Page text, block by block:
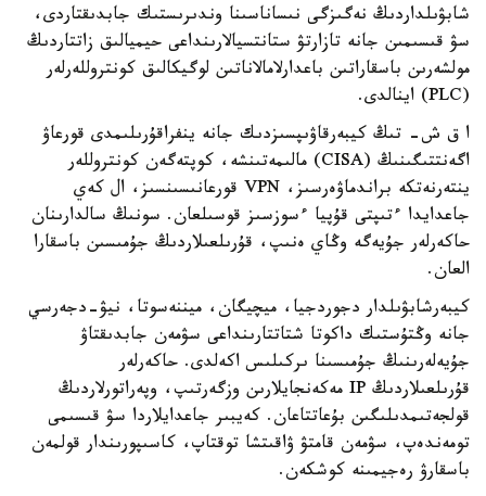
شابۋىلداردىڭ نەگىزگى نىساناسىنا وندىرىستىك جابدىقتاردى،
سۋ قىسىمىن جانە تازارتۋ ستانتسيالارىنداعى حيميالىق زاتتاردىڭ
مولشەرىن باسقاراتىن باعدارلامالاناتىن لوگيكالىق كونتروللەرلەر
(PLC) اينالدى.
ا ق ش- تىڭ كيبەرقاۋىپسىزدىك جانە ينفراقۇرىلىمدى قورعاۋ
اگەنتتىگىنىڭ (CISA) مالىمەتىنشە، كوپتەگەن كونتروللەر
ينتەرنەتكە براندماۋەرسىز، VPN قورعانىسىنسىز، ال كەي
جاعدايدا ءتىپتى قۇپيا ءسوزسىز قوسىلعان. سونىڭ سالدارىنان
حاكەرلەر جۇيەگە وڭاي ەنىپ، قۇرىلعىلاردىڭ جۇمىسىن باسقارا
العان.
كيبەرشابۋىلدار دجوردجيا، ميچيگان، ميننەسوتا، نيۋ-دجەرسي
جانە وڭتۇستىك داكوتا شتاتتارىنداعى سۋمەن جابدىقتاۋ
جۇيەلەرىنىڭ جۇمىسىنا ىركىلىس اكەلدى. حاكەرلەر
قۇرىلعىلاردىڭ IP مەكەنجايلارىن وزگەرتىپ، وپەراتورلاردىڭ
قولجەتىمدىلىگىن بۇعاتتاعان. كەيبىر جاعدايلاردا سۋ قىسىمى
تومەندەپ، سۋمەن قامتۋ ۋاقىتشا توقتاپ، كاسىپورىندار قولمەن
باسقارۋ رەجيمىنە كوشكەن.